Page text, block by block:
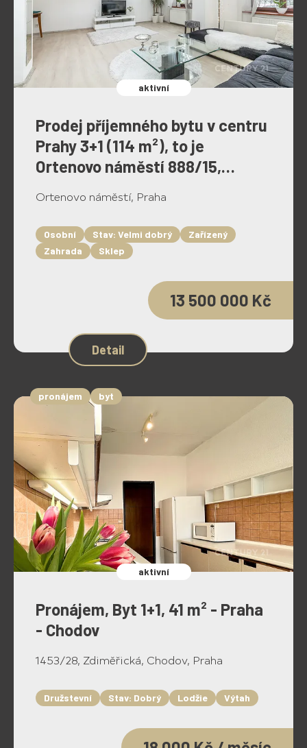
aktivní
Prodej příjemného bytu v centru
Prahy 3+1 (114 m²), to je
Ortenovo náměstí 888/15,
Ortenovo náměstí, Praha
Osobní Stav: Velmi dobrý
Zařízený
Zahrada
Sklep
13 500 000 Kč
Detail
pronájem byt
aktivní
Pronájem, Byt 1+1, 41 m² - Praha
- Chodov
1453/28, Zdiměřická, Chodov, Praha
Družstevní Stav: Dobrý Lodžie Výtah